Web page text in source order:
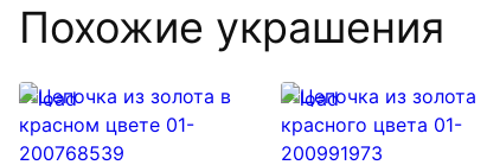
Похожие украшения